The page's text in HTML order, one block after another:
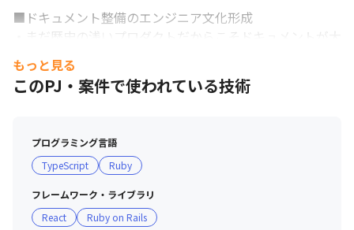
・優先度の高い組織課題または開発プロセス上の課題を改善する
・採用要件と面接基準を整理する
③その後
・プロジェクト数の増加に対応できる開発体制を設計する
・経営と開発組織の間で、採用・体制・投資に関する意思決定を
支援する
■ドキュメント整備のエンジニア文化形成
・まだ歴史の浅いプロダクトだからこそドキュメントが大
事。
・開発の区切りごとにドキュメントを整備する時間を取る
ようにしています。
・バックエンド：Ruby on Rails
・フロントエンド：React,TypeScript
・インフラ：AWS, Terraform, Docker等
・その他：GitHub, GitLab, Slack, Asana等
もっと見る
このPJ・案件で使われている技術
プログラミング言語
TypeScript
Ruby
フレームワーク・ライブラリ
React
Ruby on Rails